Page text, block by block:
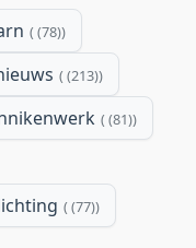
(78)
(213)
(81)
(77)